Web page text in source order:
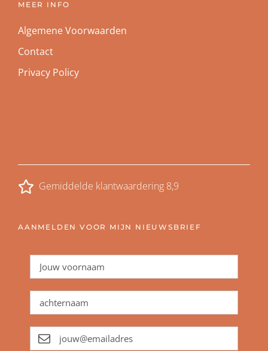
MEER INFO
Algemene Voorwaarden
Contact
Privacy Policy
Gemiddelde klantwaardering 8,9
AANMELDEN VOOR MIJN NIEUWSBRIEF